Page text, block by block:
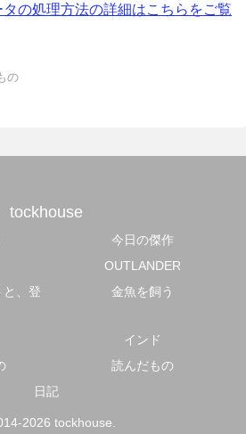
タの処理方法の詳細はこちらをご覧
の
tockhouse
今日の傑作
OUTLANDER
、登
金魚を飼う
インド
読んだもの
日記
2026 tockhouse.